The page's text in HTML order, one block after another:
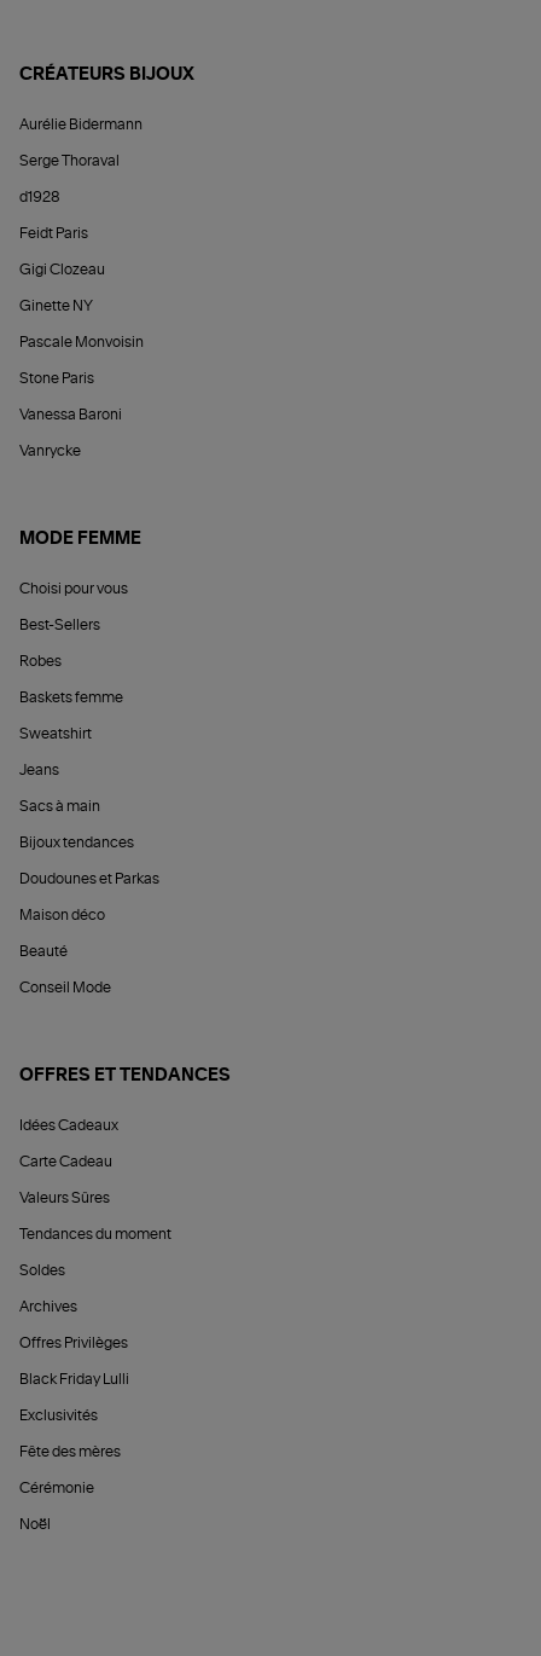
CRÉATEURS BIJOUX
Aurélie Bidermann
Serge Thoraval
d1928
Feidt Paris
Gigi Clozeau
Ginette NY
Pascale Monvoisin
Stone Paris
Vanessa Baroni
Vanrycke
MODE FEMME
Choisi pour vous
Best-Sellers
Robes
Baskets femme
Sweatshirt
Jeans
Sacs à main
Bijoux tendances
Doudounes et Parkas
Maison déco
Beauté
Conseil Mode
OFFRES ET TENDANCES
Idées Cadeaux
Carte Cadeau
Valeurs Sûres
Tendances du moment
Soldes
Archives
Offres Privilèges
Black Friday Lulli
Exclusivités
Fête des mères
Cérémonie
Noël